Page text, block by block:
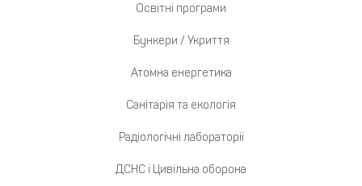
Освітні програми
Бункери / Укриття
Атомна енергетика
Санітарія та екологія
Радіологічні лабораторії
ДСНС і Цивільна оборона